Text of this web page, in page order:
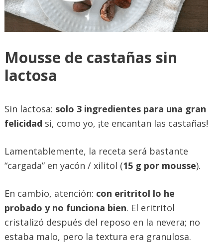
Mousse de castañas sin
lactosa
Sin lactosa: solo 3 ingredientes para una gran
felicidad si, como yo, ¡te encantan las castañas!
Lamentablemente, la receta será bastante
“cargada” en yacón / xilitol (15 g por mousse).
En cambio, atención: con eritritol lo he
probado y no funciona bien. El eritritol
cristalizó después del reposo en la nevera; no
estaba malo, pero la textura era granulosa.